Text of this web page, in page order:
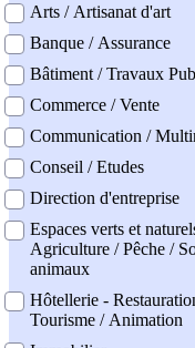
Arts / Artisanat d'art
Banque / Assurance
Bâtiment / Travaux
Commerce / Vente
Communication /
Conseil / Etudes
Direction d'entreprise
Espaces verts et
Agriculture / Pêche /
animaux
Hôtellerie -
Tourisme / Animation